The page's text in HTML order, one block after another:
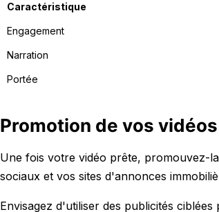
Caractéristique
Engagement
Narration
Portée
Promotion de vos vidéos
Une fois votre vidéo prête, promouvez-
sociaux et vos sites d'annonces
Envisagez d'utiliser des publicités